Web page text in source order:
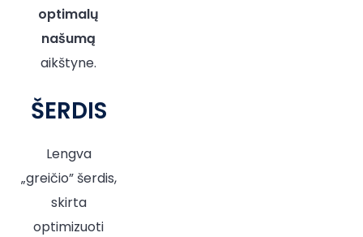
optimalų
našumą
aikštyne.
ŠERDIS
Lengva
„greičio” šerdis,
skirta
optimizuoti